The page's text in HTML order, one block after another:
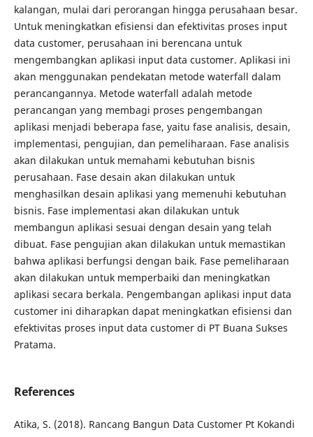
kalangan, mulai dari perorangan hingga perusahaan besar.
Untuk meningkatkan efisiensi dan efektivitas proses input
data customer, perusahaan ini berencana untuk
mengembangkan aplikasi input data customer. Aplikasi ini
akan menggunakan pendekatan metode waterfall dalam
perancangannya. Metode waterfall adalah metode
perancangan yang membagi proses pengembangan
aplikasi menjadi beberapa fase, yaitu fase analisis, desain,
implementasi, pengujian, dan pemeliharaan. Fase analisis
akan dilakukan untuk memahami kebutuhan bisnis
perusahaan. Fase desain akan dilakukan untuk
menghasilkan desain aplikasi yang memenuhi kebutuhan
bisnis. Fase implementasi akan dilakukan untuk
membangun aplikasi sesuai dengan desain yang telah
dibuat. Fase pengujian akan dilakukan untuk memastikan
bahwa aplikasi berfungsi dengan baik. Fase pemeliharaan
akan dilakukan untuk memperbaiki dan meningkatkan
aplikasi secara berkala. Pengembangan aplikasi input data
customer ini diharapkan dapat meningkatkan efisiensi dan
efektivitas proses input data customer di PT Buana Sukses
Pratama.
References
Atika, S. (2018). Rancang Bangun Data Customer Pt Kokandi